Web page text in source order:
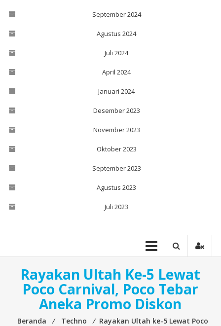
September 2024
Agustus 2024
Juli 2024
April 2024
Januari 2024
Desember 2023
November 2023
Oktober 2023
September 2023
Agustus 2023
Juli 2023
Rayakan Ultah Ke-5 Lewat
Poco Carnival, Poco Tebar
Aneka Promo Diskon
Beranda ⁄ Techno ⁄ Rayakan Ultah ke-5 Lewat Poco